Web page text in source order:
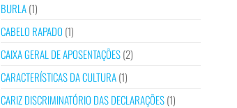
BURLA(1)
CABELO RAPADO (1)
CAIXA GERAL DE APOSENTAÇÕES(2)
CARACTERÍSTICAS DA CULTURA(1)
CARIZ DISCRIMINATÓRIO DAS DECLARAÇÕES(1)